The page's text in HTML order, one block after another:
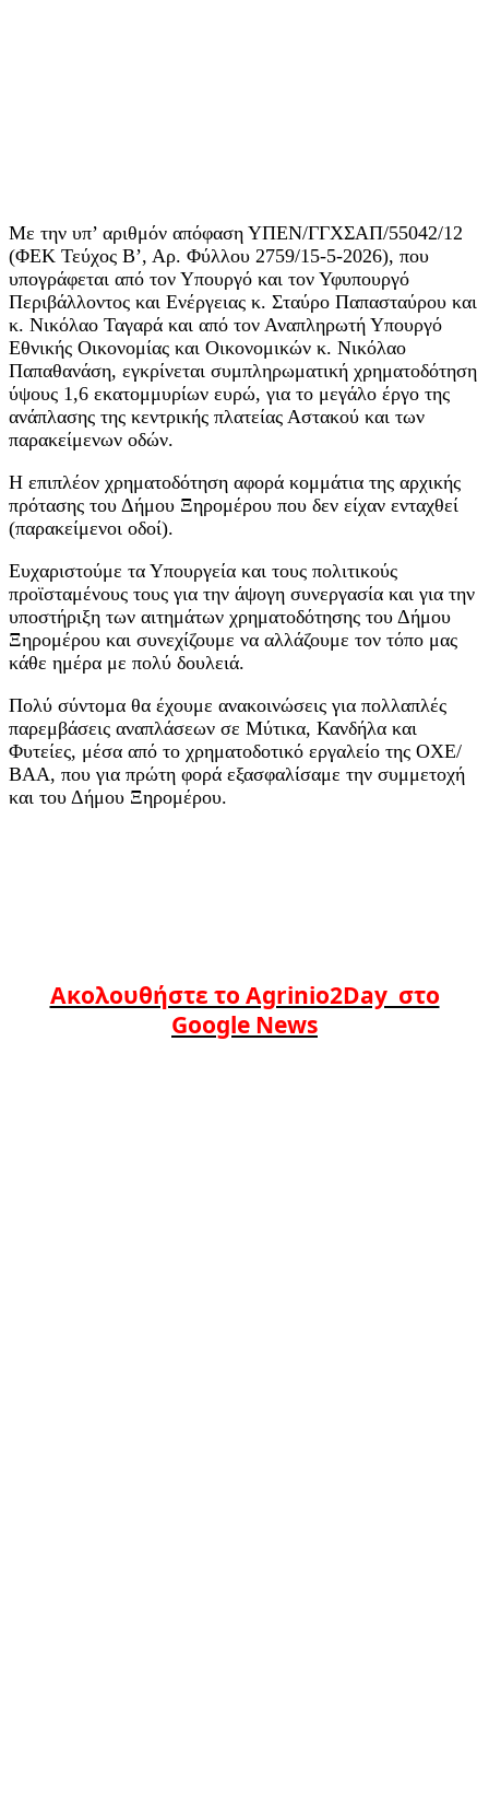
Με την υπ’ αριθμόν απόφαση ΥΠΕΝ/ΓΓΧΣΑΠ/55042/12
(ΦΕΚ Τεύχος Β’, Αρ. Φύλλου 2759/15-5-2026), που
υπογράφεται από τον Υπουργό και τον Υφυπουργό
Περιβάλλοντος και Ενέργειας κ. Σταύρο Παπασταύρου και
κ. Νικόλαο Ταγαρά και από τον Αναπληρωτή Υπουργό
Εθνικής Οικονομίας και Οικονομικών κ. Νικόλαο
Παπαθανάση, εγκρίνεται συμπληρωματική χρηματοδότηση
ύψους 1,6 εκατομμυρίων ευρώ, για το μεγάλο έργο της
ανάπλασης της κεντρικής πλατείας Αστακού και των
παρακείμενων οδών.
Η επιπλέον χρηματοδότηση αφορά κομμάτια της αρχικής
πρότασης του Δήμου Ξηρομέρου που δεν είχαν ενταχθεί
(παρακείμενοι οδοί).
Ευχαριστούμε τα Υπουργεία και τους πολιτικούς
προϊσταμένους τους για την άψογη συνεργασία και για την
υποστήριξη των αιτημάτων χρηματοδότησης του Δήμου
Ξηρομέρου και συνεχίζουμε να αλλάζουμε τον τόπο μας
κάθε ημέρα με πολύ δουλειά.
Πολύ σύντομα θα έχουμε ανακοινώσεις για πολλαπλές
παρεμβάσεις αναπλάσεων σε Μύτικα, Κανδήλα και
Φυτείες, μέσα από το χρηματοδοτικό εργαλείο της ΟΧΕ/
ΒΑΑ, που για πρώτη φορά εξασφαλίσαμε την συμμετοχή
και του Δήμου Ξηρομέρου.
Ακολουθήστε το Agrinio2Day στο
Google News